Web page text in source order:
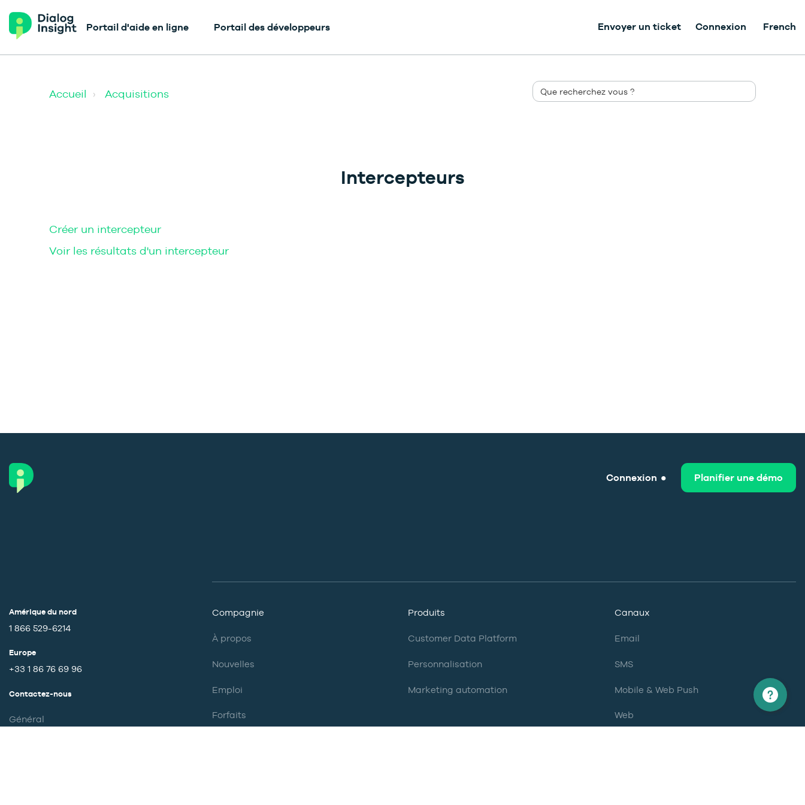
Portail d'aide en ligne Portail des développeurs Envoyer un ticket Connexion French
Accueil Acquisitions
Intercepteurs
Créer un intercepteur
Voir les résultats d'un intercepteur
Connexion Planifier une démo
Amérique du nord
1 866 529-6214
Europe
+33 1 86 76 69 96
Contactez-nous
Général
Compagnie
À propos
Nouvelles
Emploi
Forfaits
Produits
Customer Data Platform
Personnalisation
Marketing automation
Canaux
Email
SMS
Mobile & Web Push
Web